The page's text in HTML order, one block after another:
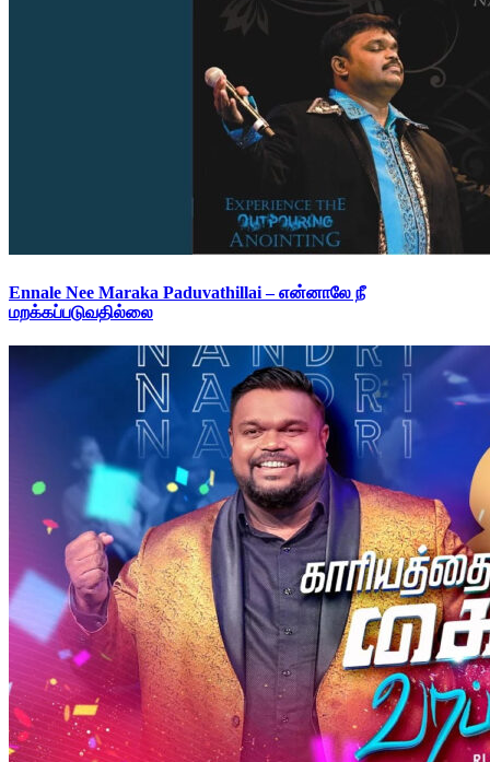
Ennale Nee Maraka Paduvathillai – என்னாலே நீ
மறக்கப்படுவதில்லை